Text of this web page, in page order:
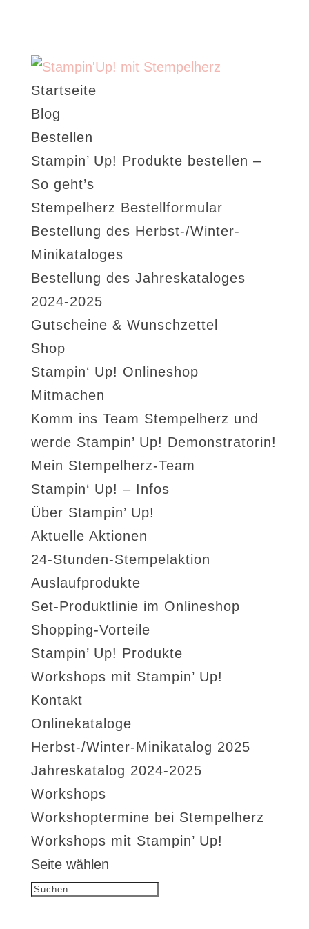
Startseite
Blog
Bestellen
Stampin’ Up! Produkte bestellen –
So geht’s
Stempelherz Bestellformular
Bestellung des Herbst-/Winter-
Minikataloges
Bestellung des Jahreskataloges
2024-2025
Gutscheine & Wunschzettel
Shop
Stampin‘ Up! Onlineshop
Mitmachen
Komm ins Team Stempelherz und
werde Stampin’ Up! Demonstratorin!
Mein Stempelherz-Team
Stampin‘ Up! – Infos
Über Stampin’ Up!
Aktuelle Aktionen
24-Stunden-Stempelaktion
Auslaufprodukte
Set-Produktlinie im Onlineshop
Shopping-Vorteile
Stampin’ Up! Produkte
Workshops mit Stampin’ Up!
Kontakt
Onlinekataloge
Herbst-/Winter-Minikatalog 2025
Jahreskatalog 2024-2025
Workshops
Workshoptermine bei Stempelherz
Workshops mit Stampin’ Up!
Seite wählen